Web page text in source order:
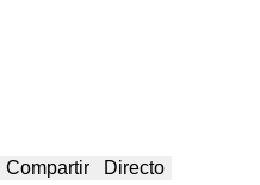
Compartir Directo